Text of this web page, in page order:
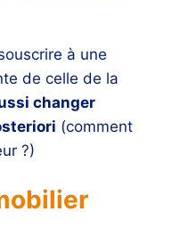
à une
de celle de la
changer
(comment
?)